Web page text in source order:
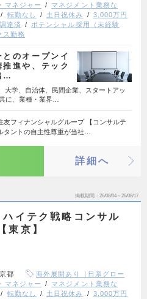
マネジャー
マネジメント業務な
転勤なし 土日祝休み
3,000万円
達済
ポテンシャル採用（未経験
ス勤務
のオープンイ
進や、テック
…
大学、自治体、民間企業、スタートアッ
に、業種・業界…
友フィナンシャルグループ 【コンサルテ
タントの自主性尊重が当社…
詳細へ
掲載期間 26/08/04～26/08/17
イテク戦略コンサル
東京】
都
海外展開あり（日系グロー
マネジャー
マネジメント業務な
転勤なし 土日祝休み
3,000万円